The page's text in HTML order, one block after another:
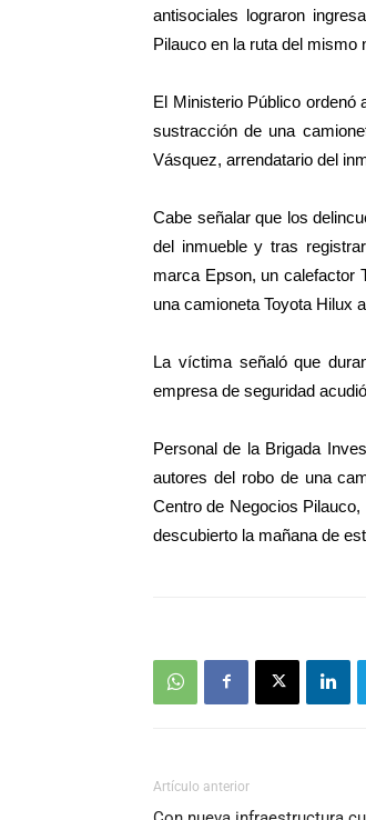
antisociales lograron
Pilauco en la ruta del mismo
El Ministerio Público ordenó
sustracción de una
Vásquez, arrendatario del
Cabe señalar que los
del inmueble y tras
marca Epson, un calefactor
una camioneta Toyota Hilux
La víctima señaló que
empresa de seguridad
Personal de la Brigada
autores del robo de una
Centro de Negocios
descubierto la mañana de
Artículo anterior